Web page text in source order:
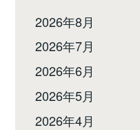
2026年8月
2026年7月
2026年6月
2026年5月
2026年4月